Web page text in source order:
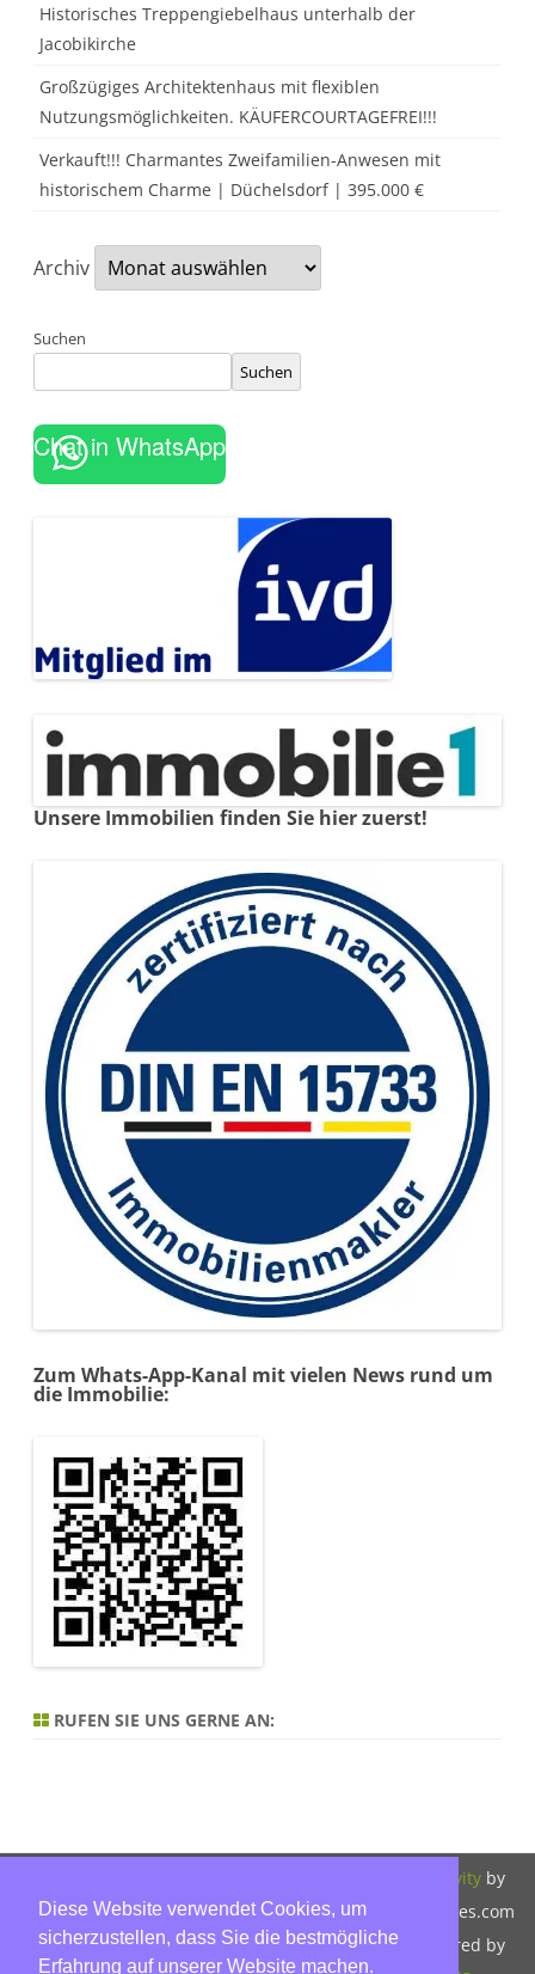
n
b
a
u
m
Historisches Treppengiebelhaus unterhalb der
Jacobikirche
Großzügiges Architektenhaus mit flexiblen
Nutzungsmöglichkeiten. KÄUFERCOURTAGEFREI!!!
Verkauft!!! Charmantes Zweifamilien-Anwesen mit
historischem Charme | Düchelsdorf | 395.000 €
Archiv
Suchen
Suchen
Chat in WhatsApp
Unsere Immobilien finden Sie hier zuerst!
Zum Whats-App-Kanal mit vielen News rund um
die Immobilie:
RUFEN SIE UNS GERNE AN:
Hinnerk Warter,
Warter-
unsere
Datenschutzerklärung.
ZeroGravityby
GalussoThemes.com
Powered by
Diese Website verwendet Cookies, um
sicherzustellen, dass Sie die bestmögliche
Erfahrung auf unserer Website machen.